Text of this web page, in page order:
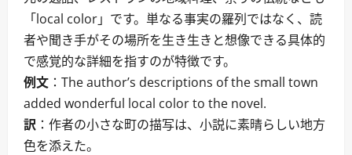
「local color」です。単なる事実の羅列ではなく、読
者や聞き手がその場所を生き生きと想像できる具体的
で感覚的な詳細を指すのが特徴です。
例文 ：The author’s descriptions of the small town
added wonderful local color to the novel.
訳 ：作者の小さな町の描写は、小説に素晴らしい地方
色を添えた。